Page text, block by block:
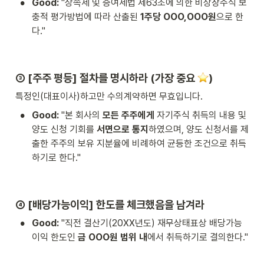
Good: "상속세 및 증여세법 제63조에 의한 비상장주식 보
충적 평가방법에 따라 산출된 1주당 OOO,OOO원으로 한
다."
③ [주주 평등] 절차를 명시하라 (가장 중요 )
특정인(대표이사)하고만 수의계약하면 무효입니다.
• Good: "본 회사의 모든 주주에게 자기주식 취득의 내용 및
양도 신청 기회를 서면으로 통지 하였으며, 양도 신청서를 제
출한 주주의 보유 지분율에 비례하여 균등한 조건으로 취득
하기로 한다."
④ [배당가능이익] 한도를 체크했음을 남겨라
• Good: "직전 결산기(20XX년도) 재무상태표상 배당가능
이익 한도인 금 OOO원 범위 내에서 취득하기로 결의한다."